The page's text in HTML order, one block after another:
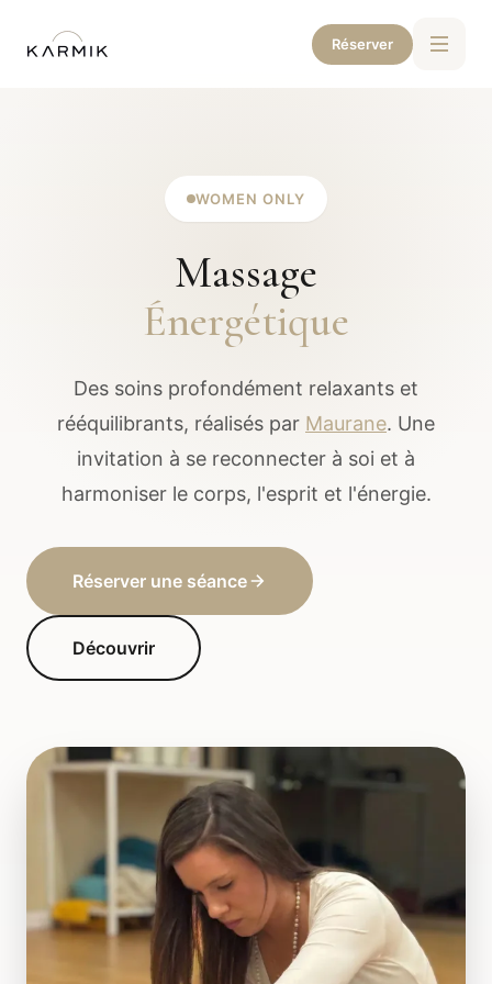
Réserver
WOMEN ONLY
Massage
Énergétique
Des soins profondément relaxants et
rééquilibrants, réalisés par Maurane. Une
invitation à se reconnecter à soi et à
harmoniser le corps, l'esprit et l'énergie.
Réserver une séance
Découvrir